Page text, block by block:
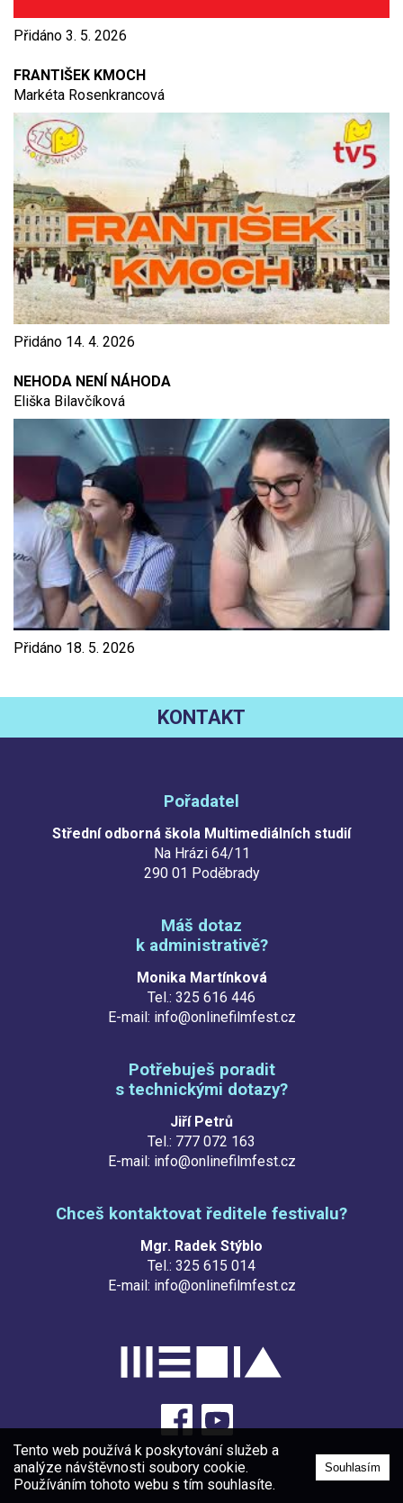
Přidáno 3. 5. 2026
FRANTIŠEK KMOCH
Markéta Rosenkrancová
Přidáno 14. 4. 2026
NEHODA NENÍ NÁHODA
Eliška Bilavčíková
Přidáno 18. 5. 2026
KONTAKT
Pořadatel
Střední odborná škola Multimediálních studií
Na Hrázi 64/11
290 01 Poděbrady
Máš dotaz
k administrativě?
Monika Martínková
Tel.: 325 616 446
E-mail: info@onlinefilmfest.cz
Potřebuješ poradit
s technickými dotazy?
Jiří Petrů
Tel.: 777 072 163
E-mail: info@onlinefilmfest.cz
Chceš kontaktovat ředitele festivalu?
Mgr. Radek Stýblo
Tel.: 325 615 014
E-mail: info@onlinefilmfest.cz
Tento web používá k poskytování služeb a
analýze návštěvnosti soubory cookie.
Používáním tohoto webu s tím souhlasíte.
Souhlasím